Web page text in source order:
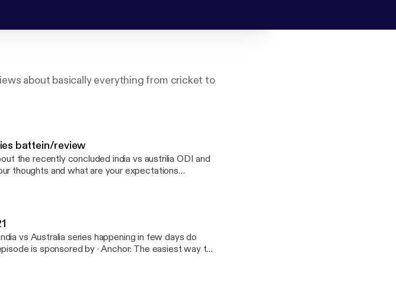
about basically everything from cricket to
battein/review
the recently concluded india vs austrilia ODI and
thoughts and what are your expectations
app]
vs Australia series happening in few days do